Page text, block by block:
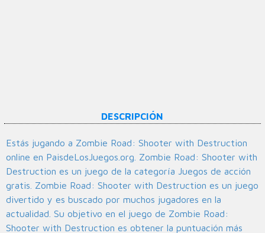
DESCRIPCIÓN
Estás jugando a Zombie Road: Shooter with Destruction
online en PaisdeLosJuegos.org. Zombie Road: Shooter with
Destruction es un juego de la categoría Juegos de acción
gratis. Zombie Road: Shooter with Destruction es un juego
divertido y es buscado por muchos jugadores en la
actualidad. Su objetivo en el juego de Zombie Road:
Shooter with Destruction es obtener la puntuación más